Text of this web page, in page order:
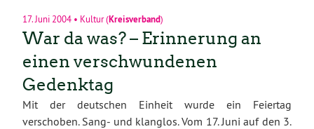
17. Juni 2004 • Kultur(Kreisverband)
War da was? – Erinnerung an
einen verschwundenen
Gedenktag
Mit der deutschen Einheit wurde ein Feiertag
verschoben. Sang- und klanglos. Vom 17. Juni auf den 3.